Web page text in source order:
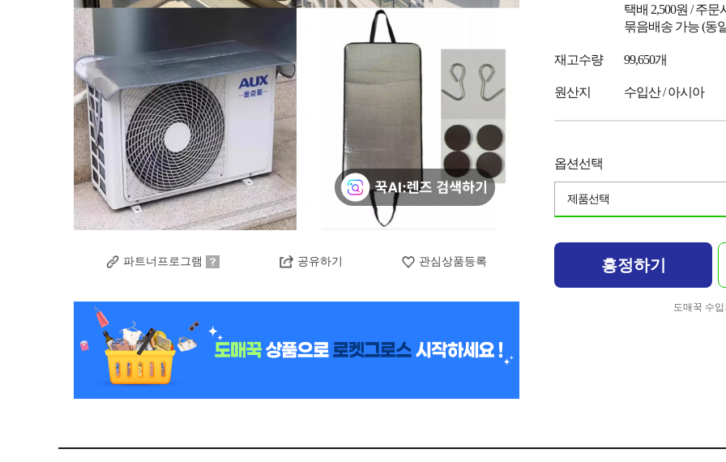
파트너프로그램 공유하기 관심상품등록
택배 2,500원 / 주문
묶음배송 가능 (동
재고수량 99,650개
원산지 수입산 / 아시아
옵션선택
제품선택
흥정하기
도매꾹 수